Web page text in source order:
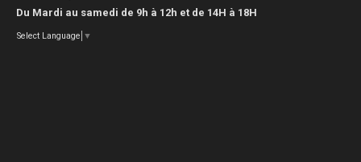
Du Mardi au samedi de 9h à 12h et de 14H à 18H
Select Language ▼